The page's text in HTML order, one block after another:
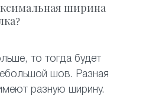
ширина
то тогда будет
шов. Разная
разную ширину.